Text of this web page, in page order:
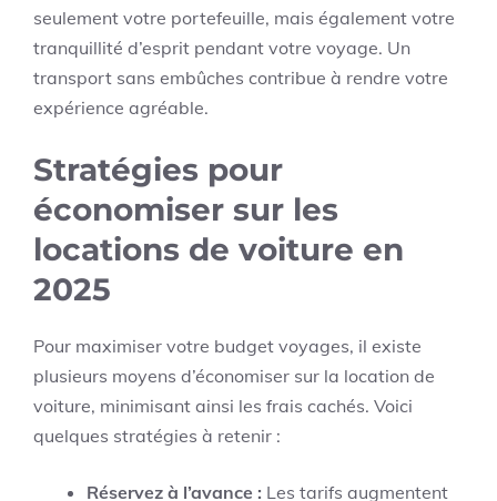
seulement votre portefeuille, mais également votre
tranquillité d’esprit pendant votre voyage. Un
transport sans embûches contribue à rendre votre
expérience agréable.
Stratégies pour
économiser sur les
locations de voiture en
2025
Pour maximiser votre budget voyages, il existe
plusieurs moyens d’économiser sur la location de
voiture, minimisant ainsi les frais cachés. Voici
quelques stratégies à retenir :
Réservez à l’avance : Les tarifs augmentent